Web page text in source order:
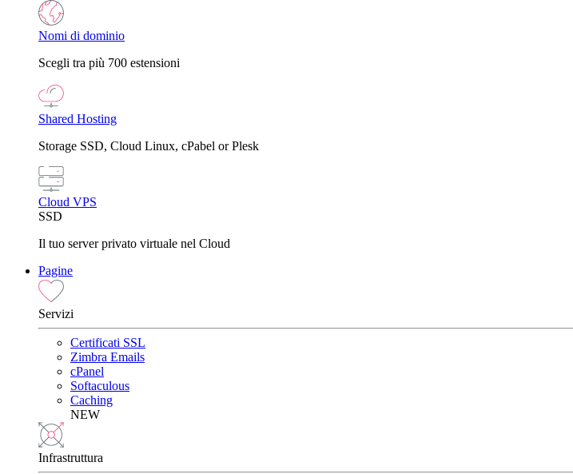
Nomi di dominio
Scegli tra più 700 estensioni
Shared Hosting
Storage SSD, Cloud Linux, cPabel or Plesk
Cloud VPS
SSD
Il tuo server privato virtuale nel Cloud
Pagine
Servizi
Certificati SSL
Zimbra Emails
cPanel
Softaculous
Caching
NEW
Infrastruttura